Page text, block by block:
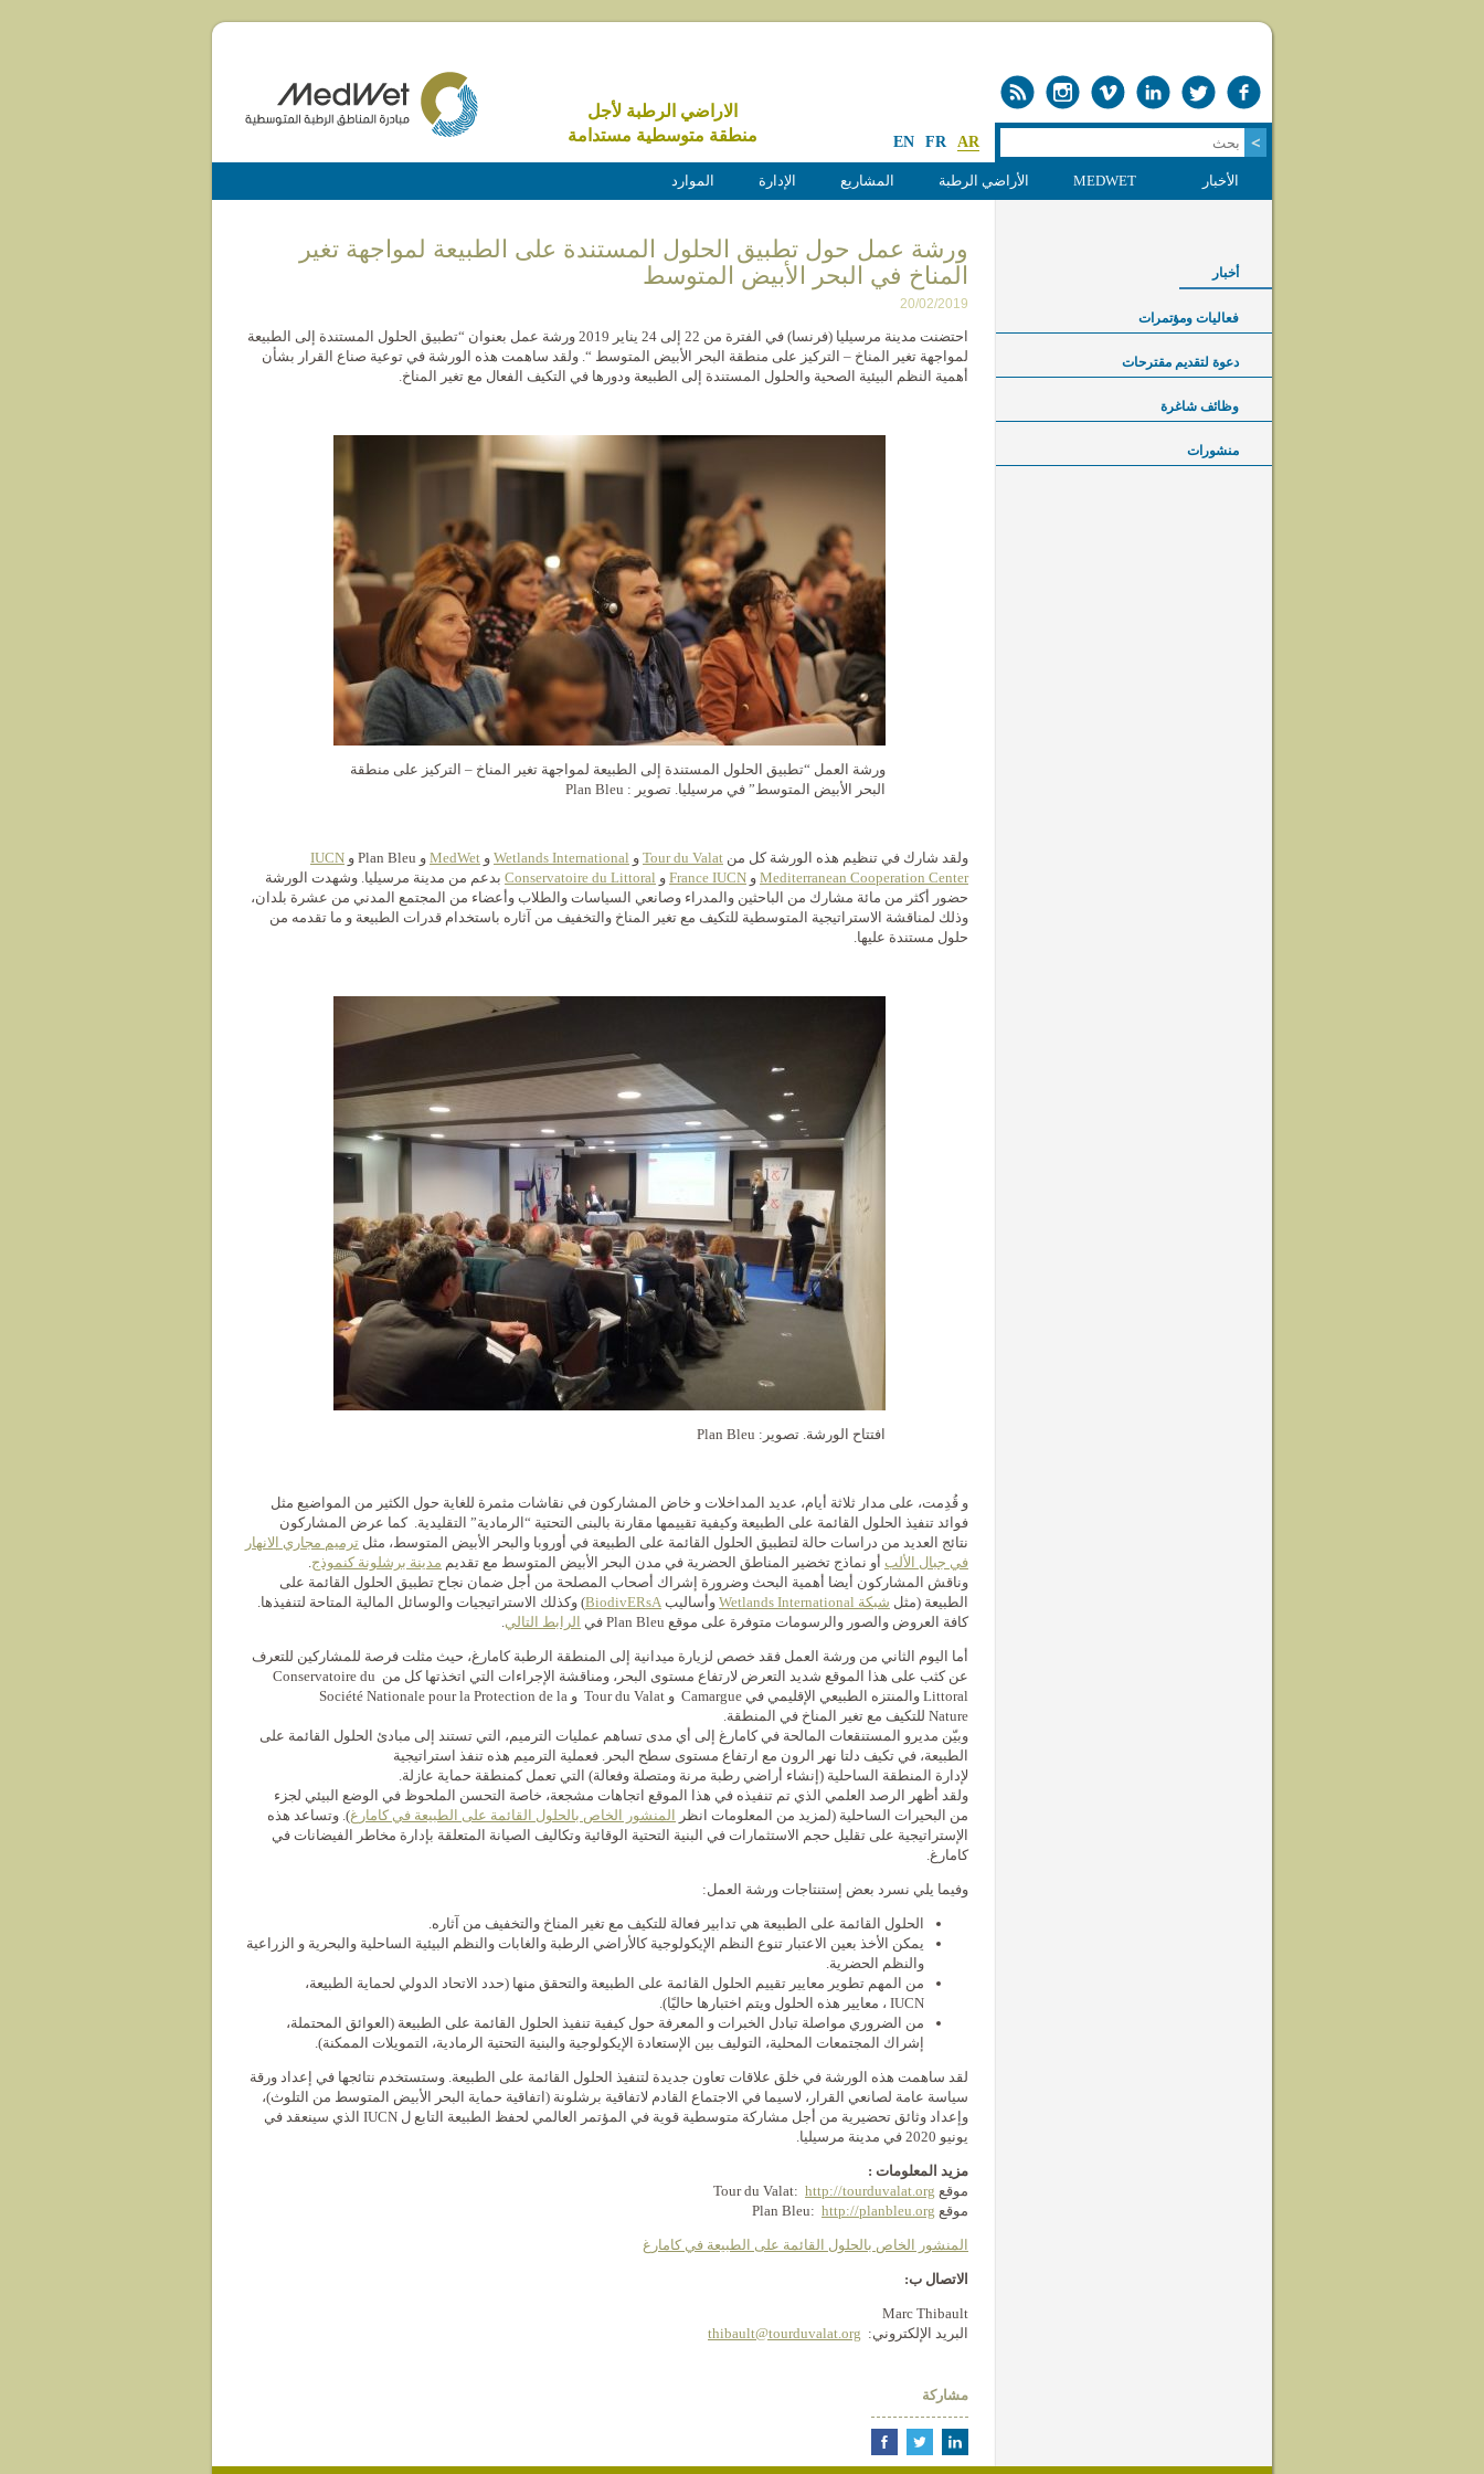
الاراضي الرطبة لأجل
منطقة متوسطية مستدامة
EN FR AR
الأخبار MEDWET الأراضي الرطبة المشاريع الإدارة الموارد
ورشة عمل حول تطبيق الحلول المستندة على الطبيعة لمواجهة تغير
المناخ في البحر الأبيض المتوسط
20/02/2019
احتضنت مدينة مرسيليا (فرنسا) في الفترة من 22 إلى 24 يناير 2019 ورشة عمل بعنوان “تطبيق الحلول المستندة إلى الطبيعة
لمواجهة تغير المناخ – التركيز على منطقة البحر الأبيض المتوسط “. ولقد ساهمت هذه الورشة في توعية صناع القرار بشأن
أهمية النظم البيئية الصحية والحلول المستندة إلى الطبيعة ودورها في التكيف الفعال مع تغير المناخ.
ورشة العمل “تطبيق الحلول المستندة إلى الطبيعة لمواجهة تغير المناخ – التركيز على منطقة
البحر الأبيض المتوسط” في مرسيليا. تصوير : Plan Bleu
ولقد شارك في تنظيم هذه الورشة كل من Tour du Valat و Wetlands International و MedWet و Plan Bleu و
IUCN
Mediterranean Cooperation Center و France IUCN و Conservatoire du Littoral بدعم من مدينة مرسيليا. وشهدت الورشة
حضور أكثر من مائة مشارك من الباحثين والمدراء وصانعي السياسات والطلاب وأعضاء من المجتمع المدني من عشرة بلدان،
وذلك لمناقشة الاستراتيجية المتوسطية للتكيف مع تغير المناخ والتخفيف من آثاره باستخدام قدرات الطبيعة و ما تقدمه من
حلول مستندة عليها.
افتتاح الورشة. تصوير: Plan Bleu
و قُدِمت، على مدار ثلاثة أيام، عديد المداخلات و خاض المشاركون في نقاشات مثمرة للغاية حول الكثير من المواضيع مثل
فوائد تنفيذ الحلول القائمة على الطبيعة وكيفية تقييمها مقارنة بالبنى التحتية “الرمادية” التقليدية. كما عرض المشاركون
نتائج العديد من دراسات حالة لتطبيق الحلول القائمة على الطبيعة في أوروبا والبحر الأبيض المتوسط​​، مثل ترميم مجاري الانهار
في جبال الألب أو نماذج تخضير المناطق الحضرية في مدن البحر الأبيض المتوسط​​ مع تقديم مدينة برشلونةكنموذج.
وناقش المشاركون أيضا أهمية البحث وضرورة إشراك أصحاب المصلحة من أجل ضمان نجاح تطبيق الحلول القائمة على
الطبيعة (مثل شبكة وأساليب BiodivERsA) وكذلك الاستراتيجيات والوسائل المالية المتاحة لتنفيذها.
كافة العروض والصور والرسومات متوفرة على موقع Plan Bleu في
الرابط التالي.
أما اليوم الثاني من ورشة العمل فقد خصص لزيارة ميدانية إلى المنطقة الرطبة كامارغ، حيث مثلت فرصة للمشاركين للتعرف
عن كثب على هذا الموقع شديد التعرض لارتفاع مستوى البحر، ومناقشة الإجراءات التي اتخذتها كل من Conservatoire du
Littoral والمنتزه الطبيعي الإقليمي في Camargue و Tour du Valat و Société Nationale pour la Protection de la
Nature للتكيف مع تغير المناخ في المنطقة.
وبيّن مديرو المستنقعات المالحة في كامارغ إلى أي مدى تساهم عمليات الترميم، التي تستند إلى مبادئ الحلول القائمة على
الطبيعة، في تكيف دلتا نهر الرون مع ارتفاع مستوى سطح البحر. فعملية الترميم هذه تنفذ استراتيجية
لإدارة المنطقة الساحلية (إنشاء أراضي رطبة مرنة ومتصلة وفعالة) التي تعمل كمنطقة حماية عازلة.
ولقد أظهر الرصد العلمي الذي تم تنفيذه في هذا الموقع اتجاهات مشجعة، خاصة التحسن الملحوظ في الوضع البيئي لجزء
من البحيرات الساحلية (لمزيد من المعلومات انظر
لمنشور الخاص بالحلول القائمة على الطبيعة في كامارغ). وتساعد هذه
الإستراتيجية على تقليل حجم الاستثمارات في البنية التحتية الوقائية وتكاليف الصيانة المتعلقة بإدارة مخاطر الفيضانات في
كامارغ.
وفيما يلي نسرد بعض إستنتاجات ورشة العمل:
الحلول القائمة على الطبيعة هي تدابير فعالة للتكيف مع تغير المناخ والتخفيف من آثاره.
يمكن الأخذ بعين الاعتبار تنوع النظم الإيكولوجية كالأراضي الرطبة والغابات والنظم البيئية الساحلية والبحرية و الزراعية
والنظم الحضرية.
من المهم تطوير معايير تقييم الحلول القائمة على الطبيعة والتحقق منها (حدد الاتحاد الدولي لحماية الطبيعة،
IUCN ، معايير هذه الحلول ويتم اختبارها حاليًا).
من الضروري مواصلة تبادل الخبرات و المعرفة حول كيفية تنفيذ الحلول القائمة على الطبيعة (العوائق المحتملة،
إشراك المجتمعات المحلية، التوليف بين الإستعادة الإيكولوجية والبنية التحتية الرمادية، التمويلات الممكنة).
لقد ساهمت هذه الورشة في خلق علاقات تعاون جديدة لتنفيذ الحلول القائمة على الطبيعة. وستستخدم نتائجها في إعداد ورقة
سياسة عامة لصانعي القرار، لاسيما في الاجتماع القادم لاتفاقية برشلونة (اتفاقية حماية البحر الأبيض المتوسط من التلوث)،
وإعداد وثائق تحضيرية من أجل مشاركة متوسطية قوية في المؤتمر العالمي لحفظ الطبيعة التابع ل IUCN الذي سينعقد في
يونيو 2020 في مدينة مرسيليا.
مزيد المعلومات :
موقع Tour du Valat: http://tourduvalat.org
موقع Plan Bleu: http://planbleu.org
لمنشور الخاص بالحلول القائمة على الطبيعة في كامارغ
الاتصال ب:
Marc Thibault
البريد الإلكتروني: thibault@tourduvalat.org
مشاركة
أخبار
فعاليات ومؤتمرات
دعوة لتقديم مقترحات
وظائف شاغرة
منشورات